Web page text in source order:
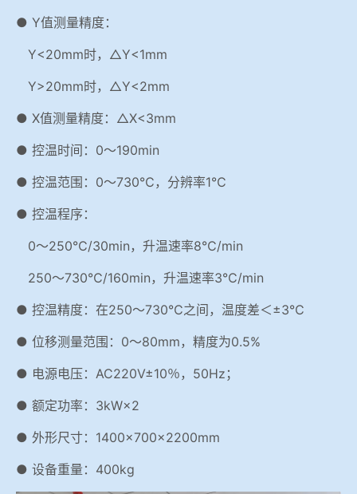
● Y值测量精度：
Y<20mm时，△Y<1mm
Y>20mm时，△Y<2mm
● X值测量精度：△X<3mm
● 控温时间：0～190min
● 控温范围：0～730℃，分辨率1℃
● 控温程序：
0～250℃/30min，升温速率8℃/min
250～730℃/160min，升温速率3℃/min
● 控温精度：在250～730℃之间，温度差＜±3℃
● 位移测量范围：0～80mm，精度为0.5%
● 电源电压：AC220V±10％，50Hz；
● 额定功率：3kW×2
● 外形尺寸：1400×700×2200mm
● 设备重量：400kg